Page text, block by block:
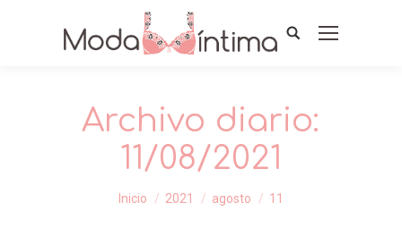
Archivo diario:
11/08/2021
Estás aquí:Inicio 2021 agosto 11